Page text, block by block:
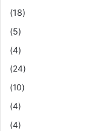
(18)
(5)
(4)
(24)
(10)
(4)
(4)